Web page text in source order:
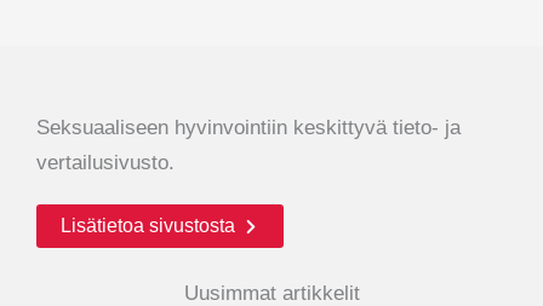
Seksuaaliseen hyvinvointiin keskittyvä tieto- ja
vertailusivusto.
Lisätietoa sivustosta
Uusimmat artikkelit